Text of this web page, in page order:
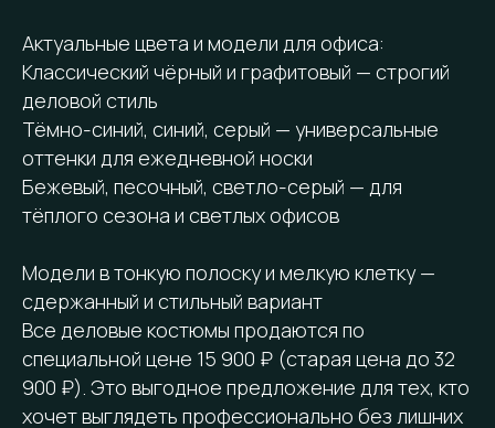
Актуальные цвета и модели для офиса:
Классический чёрный и графитовый — строгий
деловой стиль
Тёмно-синий, синий, серый — универсальные
оттенки для ежедневной носки
Бежевый, песочный, светло-серый — для
тёплого сезона и светлых офисов
Модели в тонкую полоску и мелкую клетку —
сдержанный и стильный вариант
Все деловые костюмы продаются по
специальной цене 15 900 ₽ (старая цена до 32
900 ₽). Это выгодное предложение для тех, кто
хочет выглядеть профессионально без лишних